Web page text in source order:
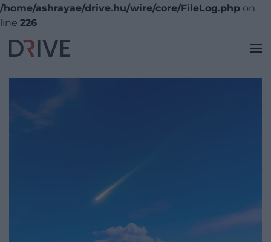
/home/ashrayae/drive.hu/wire/core/FileLog.php on
line 226